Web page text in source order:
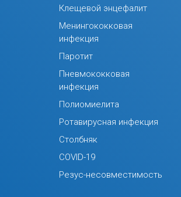
Клещевой энцефалит
Менингококковая
инфекция
Паротит
Пневмококковая
инфекция
Полиомиелита
Ротавирусная инфекция
Столбняк
COVID-19
Резус-несовместимость